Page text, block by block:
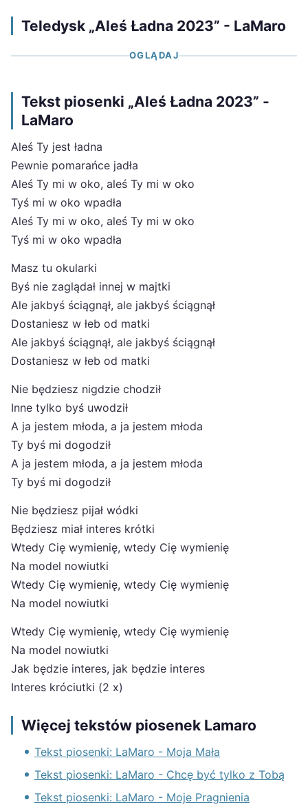
Teledysk „Aleś Ładna 2023” - LaMaro
OGLĄDAJ
Tekst piosenki „Aleś Ładna 2023” -
LaMaro
Aleś Ty jest ładna
Pewnie pomarańce jadła
Aleś Ty mi w oko, aleś Ty mi w oko
Tyś mi w oko wpadła
Aleś Ty mi w oko, aleś Ty mi w oko
Tyś mi w oko wpadła
Masz tu okularki
Byś nie zaglądał innej w majtki
Ale jakbyś ściągnął, ale jakbyś ściągnął
Dostaniesz w łeb od matki
Ale jakbyś ściągnął, ale jakbyś ściągnął
Dostaniesz w łeb od matki
Nie będziesz nigdzie chodził
Inne tylko byś uwodził
A ja jestem młoda, a ja jestem młoda
Ty byś mi dogodził
A ja jestem młoda, a ja jestem młoda
Ty byś mi dogodził
Nie będziesz pijał wódki
Będziesz miał interes krótki
Wtedy Cię wymienię, wtedy Cię wymienię
Na model nowiutki
Wtedy Cię wymienię, wtedy Cię wymienię
Na model nowiutki
Wtedy Cię wymienię, wtedy Cię wymienię
Na model nowiutki
Jak będzie interes, jak będzie interes
Interes króciutki (2 x)
Więcej tekstów piosenek Lamaro
Tekst piosenki: LaMaro - Moja Mała
Tekst piosenki: LaMaro - Chcę być tylko z Tobą
Tekst piosenki: LaMaro - Moje Pragnienia